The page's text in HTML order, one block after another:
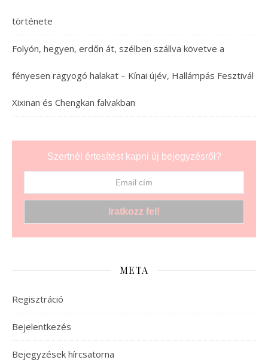
története
Folyón, hegyen, erdőn át, szélben szállva követve a
fényesen ragyogó halakat – Kínai újév, Hallámpás Fesztivál
Xixinan és Chengkan falvakban
Szertnél értesítést kapni új bejegyzésről?
META
Regisztráció
Bejelentkezés
Bejegyzések hírcsatorna